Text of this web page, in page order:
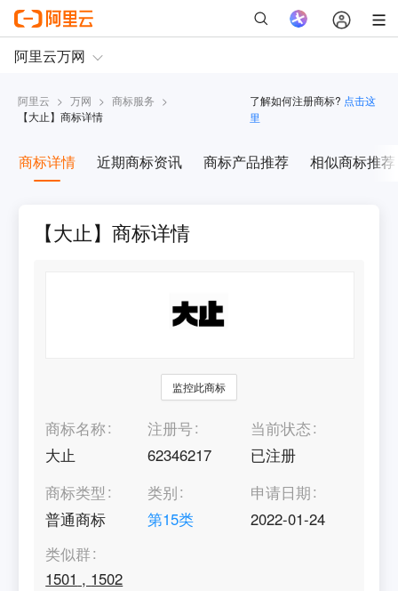
阿里云 > 万网 > 商标服务 >
【大止】商标详情
了解如何注册商标? 点击这
里
商标详情 近期商标资讯 商标产品推荐 相似商标推荐
【大止】商标详情
监控此商标
商标名称
大止
注册号
62346217
当前状态
已注册
商标类型
普通商标
类别
第15类
申请日期
2022-01-24
类似群
1501 , 1502